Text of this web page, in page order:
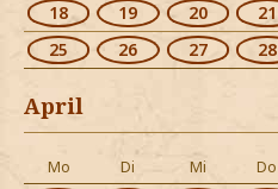
18
19 20 21
25
26 27 28
April
Mo Di Mi Do